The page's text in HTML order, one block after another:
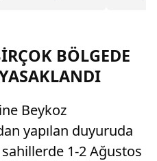
verildi.
BÖLGEDE
Beykoz
yapılan duyuruda
sahillerde 1-2 Ağustos